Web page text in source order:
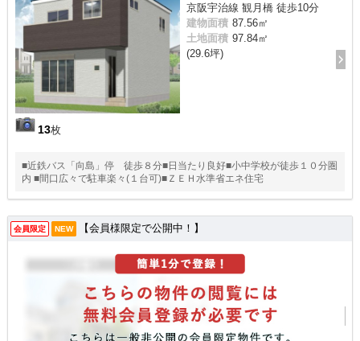
13枚
京阪宇治線 観月橋 徒歩10分
建物面積 87.56㎡
土地面積 97.84㎡
(29.6坪)
■近鉄バス「向島」停 徒歩８分■日当たり良好■小中学校が徒歩１０分圏
内 ■間口広々で駐車楽々(１台可)■ＺＥＨ水準省エネ住宅
会員限定 NEW 【会員様限定で公開中！】